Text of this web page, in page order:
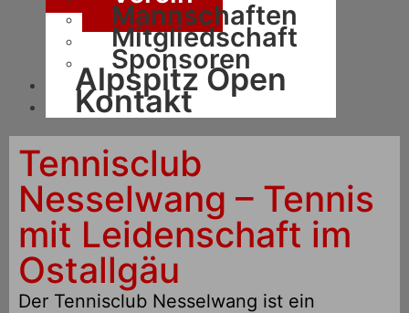
Mannschaften
Mitgliedschaft
Sponsoren
Alpspitz Open
Kontakt
Tennisclub
Nesselwang – Tennis
mit Leidenschaft im
Ostallgäu
Der Tennisclub Nesselwang ist ein